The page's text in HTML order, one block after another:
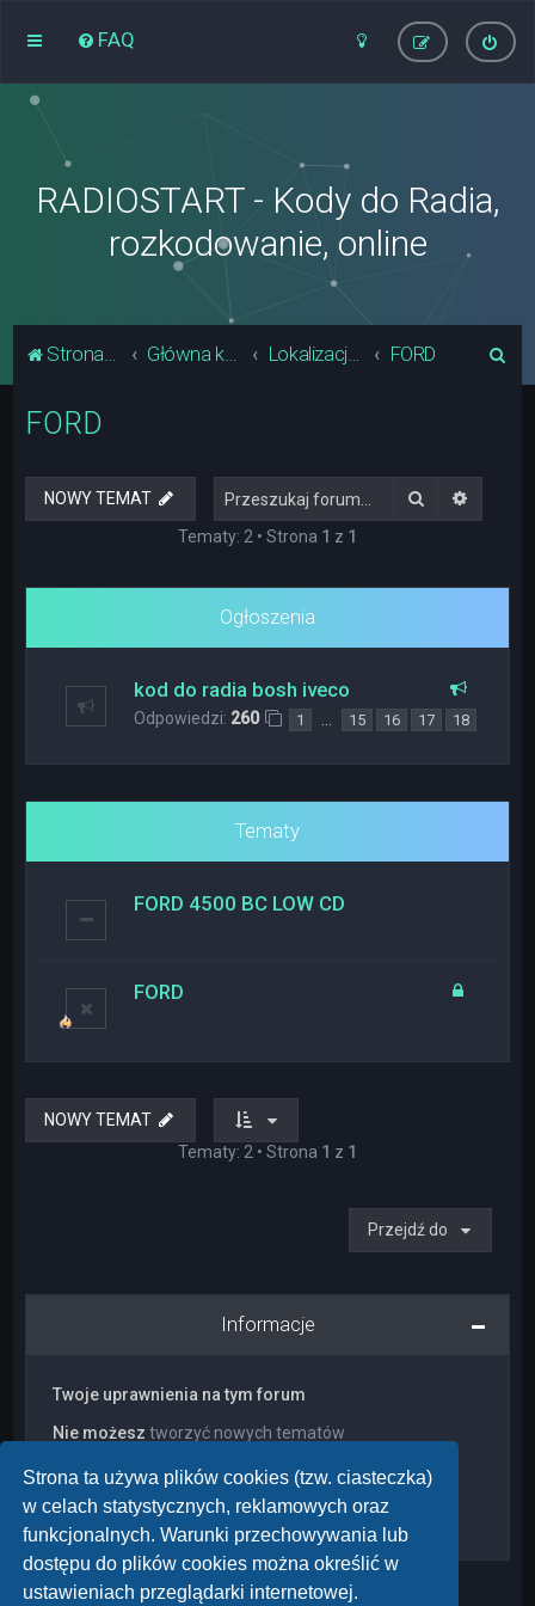
Strona ta używa plików cookies (tzw. ciasteczka)
w celach statystycznych, reklamowych oraz
funkcjonalnych. Warunki przechowywania lub
dostępu do plików cookies można określić w
ustawieniach przeglądarki internetowej.
FAQ
RADIOSTART - Kody do Radia,
rozkodowanie, online
Strona główna Główna kategoria forum Lokalizacja Układów Pamięci Radia FORD
FORD
NOWY TEMAT Szukaj
Tematy: 2 • Strona 1 z 1
Ogłoszenia
kod do radia bosh iveco
Odpowiedzi: 260 1 … 15 16 17 18
Tematy
FORD 4500 BC LOW CD
FORD
NOWY TEMAT
Tematy: 2 • Strona 1 z 1
Przejdź do
Informacje
Twoje uprawnienia na tym forum
Nie możesz tworzyć nowych tematów
Nie możeszzmieniać swoich postów
Nie możesz
usuwać swoich postów
Nie możeszdodawać załączników